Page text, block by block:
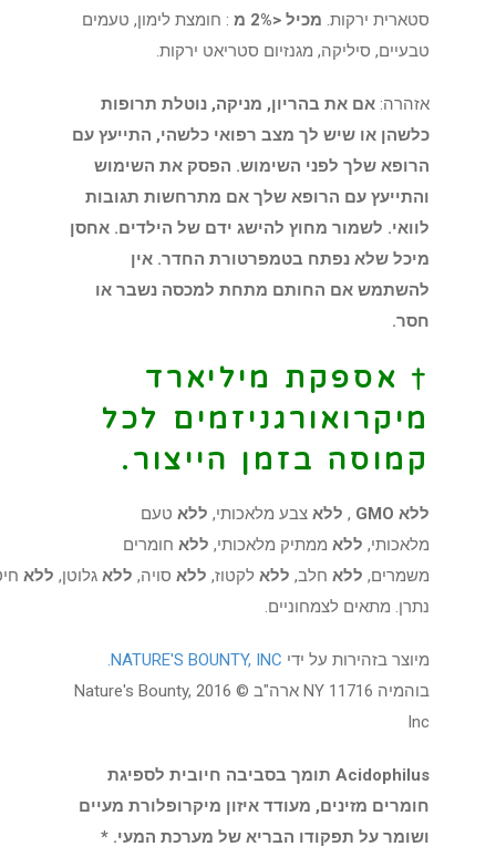
סטארית ירקות. מכיל <2% מ
: חומצת לימון, טעמים
טבעיים, סיליקה, מגנזיום סטריאט ירקות.
אזהרה: אם את בהריון, מניקה, נוטלת תרופות
כלשהן או שיש לך מצב רפואי כלשהי, התייעץ עם
הרופא שלך לפני השימוש. הפסק את השימוש
והתייעץ עם הרופא שלך אם מתרחשות תגובות
לוואי. לשמור מחוץ להישג ידם של הילדים. אחסן
מיכל שלא נפתח בטמפרטורת החדר. אין
להשתמש אם החותם מתחת למכסה נשבר או
חסר.
† אספקת מיליארד
מיקרואורגניזמים לכל
קמוסה בזמן הייצור.
ללא GMO , ללא צבע מלאכותי, ללא טעם
מלאכותי, ללא ממתיק מלאכותי, ללא חומרים
משמרים, ללא חלב, ללא לקטוז, ללא סויה, ללא גלוטן, ללא
נתרן. מתאים לצמחוניים.
מיוצר בזהירות על ידי NATURE'S BOUNTY, INC.
בוהמיה NY 11716 ארה"ב © 2016 Nature's Bounty,
Inc
Acidophilus תומך בסביבה חיובית לספיגת
חומרים מזינים, מעודד איזון מיקרופלורת מעיים
ושומר על תפקודו הבריא של מערכת המעי. *